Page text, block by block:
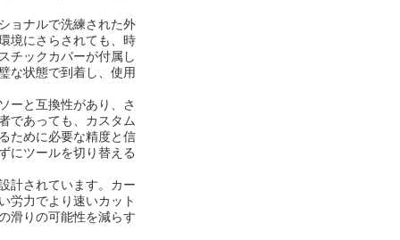
ョナルで洗練された外
境にさらされても、時
チックカバーが付属し
な状態で到着し、使用
ーと互換性があり、さ
であっても、カスタム
ために必要な精度と信
にツールを切り替える
計されています。カー
労力でより速いカット
滑りの可能性を減らす